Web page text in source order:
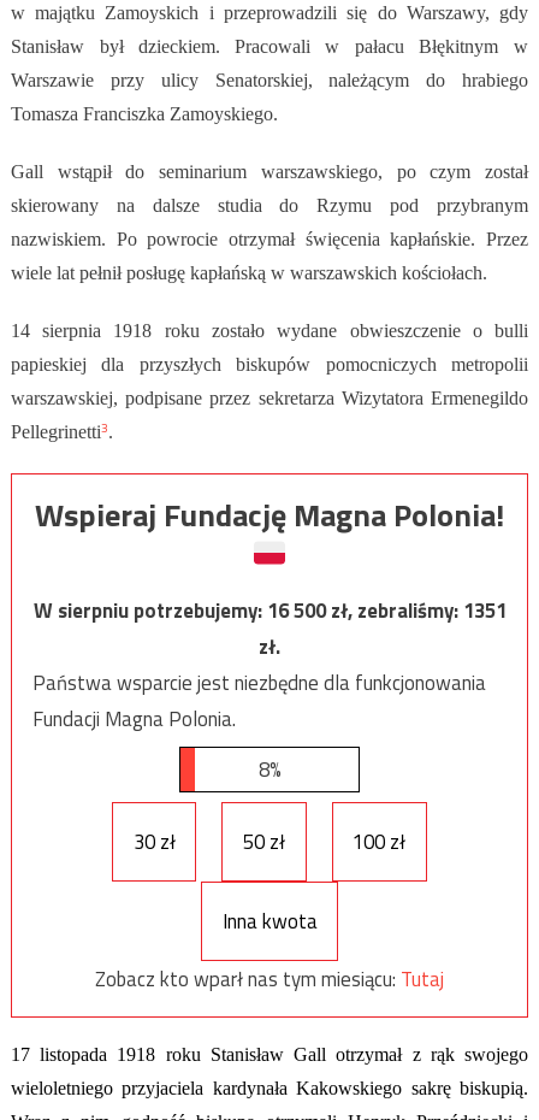
w majątku Zamoyskich i przeprowadzili się do Warszawy, gdy
Stanisław był dzieckiem.
Pracowali w pałacu Błękitnym w
Warszawie przy ulicy Senatorskiej, należącym do hrabiego
Tomasza Franciszka Zamoyskiego.
Gall wstąpił do seminarium warszawskiego, po czym został
skierowany na dalsze studia do Rzymu pod przybranym
nazwiskiem. Po powrocie otrzymał święcenia kapłańskie. Przez
wiele lat pełnił posługę kapłańską w warszawskich kościołach.
14 sierpnia 1918 roku zostało wydane obwieszczenie o bulli
papieskiej dla przyszłych biskupów pomocniczych metropolii
warszawskiej, podpisane przez sekretarza Wizytatora Ermenegildo
Pellegrinetti3.
Wspieraj Fundację Magna Polonia!
W sierpniu potrzebujemy:16 500zł, zebraliśmy:1351
zł.
Państwa wsparcie jest niezbędne dla funkcjonowania
Fundacji Magna Polonia.
8%
30 zł 50 zł 100 zł
Inna kwota
Zobacz kto wparł nas tym miesiącu: Tutaj
17 listopada 1918 roku Stanisław Gall otrzymał z rąk swojego
wieloletniego przyjaciela kardynała Kakowskiego sakrę biskupią.